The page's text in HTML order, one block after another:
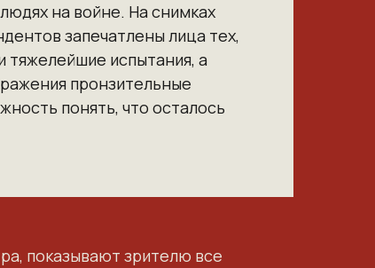
на войне. На снимках
запечатлены лица тех,
тяжелейшие испытания, а
пронзительные
понять, что осталось
показывают зрителю все